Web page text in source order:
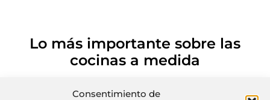
Consentimiento de
Lo más importante sobre las
cocinas a medida